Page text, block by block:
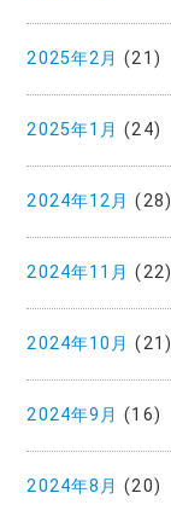
2025年2月 (21)
2025年1月 (24)
2024年12月 (28)
2024年11月 (22)
2024年10月 (21)
2024年9月 (16)
2024年8月 (20)